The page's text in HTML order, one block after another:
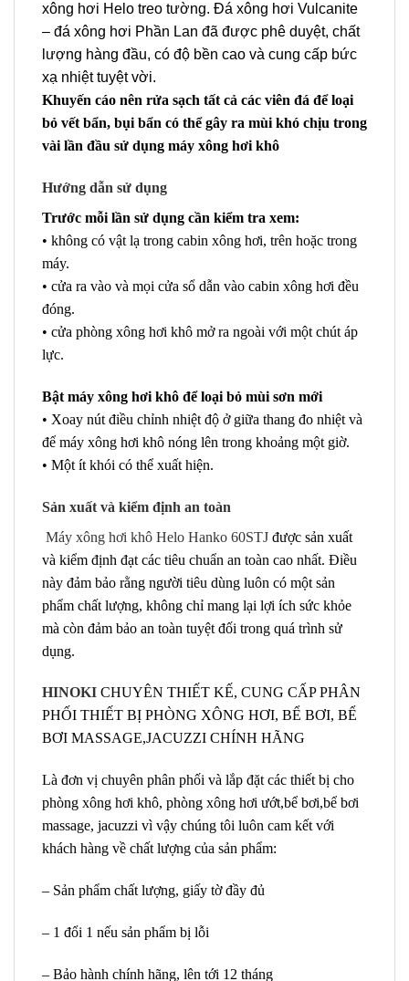
xông hơi Helo treo tường. Đá xông hơi Vulcanite
– đá xông hơi Phần Lan đã được phê duyệt, chất
lượng hàng đầu, có độ bền cao và cung cấp bức
xạ nhiệt tuyệt vời.
Khuyến cáo nên rửa sạch tất cả các viên đá để loại
bỏ vết bẩn, bụi bẩn có thể gây ra mùi khó chịu trong
vài lần đầu sử dụng máy xông hơi khô
Hướng dẫn sử dụng
Trước mỗi lần sử dụng cần kiểm tra xem:
• không có vật lạ trong cabin xông hơi, trên hoặc trong
máy.
• cửa ra vào và mọi cửa sổ dẫn vào cabin xông hơi đều
đóng.
• cửa phòng xông hơi khô mở ra ngoài với một chút áp
lực.
Bật máy xông hơi khô để loại bỏ mùi sơn mới
• Xoay nút điều chỉnh nhiệt độ ở giữa thang đo nhiệt và
để máy xông hơi khô nóng lên trong khoảng một giờ.
• Một ít khói có thể xuất hiện.
Sản xuất và kiểm định an toàn
Máy xông hơi khô Helo Hanko 60STJ được sản xuất
và kiểm định đạt các tiêu chuẩn an toàn cao nhất. Điều
này đảm bảo rằng người tiêu dùng luôn có một sản
phẩm chất lượng, không chỉ mang lại lợi ích sức khỏe
mà còn đảm bảo an toàn tuyệt đối trong quá trình sử
dụng.
HINOKI CHUYÊN THIẾT KẾ, CUNG CẤP PHÂN
PHỐI THIẾT BỊ PHÒNG XÔNG HƠI, BỂ BƠI, BỂ
BƠI MASSAGE,JACUZZI CHÍNH HÃNG
Là đơn vị chuyên phân phối và lắp đặt các thiết bị cho
phòng xông hơi khô, phòng xông hơi ướt,bể bơi,bể bơi
massage, jacuzzi vì vậy chúng tôi luôn cam kết với
khách hàng về chất lượng của sản phẩm:
– Sản phẩm chất lượng, giấy tờ đầy đủ
– 1 đổi 1 nếu sản phẩm bị lỗi
– Bảo hành chính hãng, lên tới 12 tháng